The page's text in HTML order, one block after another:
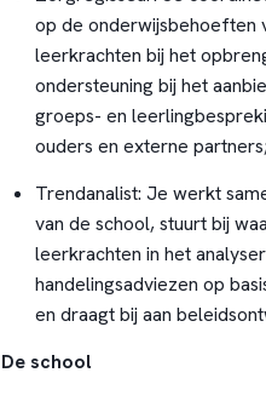
op de onderwijsbehoeften
leerkrachten bij het
ondersteuning bij het
groeps- en
ouders en externe partners;
Trendanalist: Je werkt
van de school, stuurt bij
leerkrachten in het
handelingsadviezen op
en draagt bij aan
De school